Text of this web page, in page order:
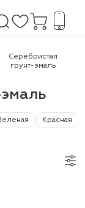
Серебристая
грунт-эмаль
Красная